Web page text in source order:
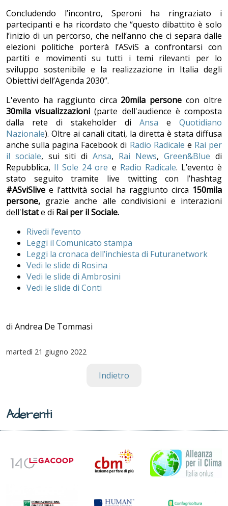
Concludendo l’incontro, Speroni ha ringraziato i
partecipanti e ha ricordato che “questo dibattito è solo
l’inizio di un percorso, che nell’anno che ci separa dalle
elezioni politiche porterà l’ASviS a confrontarsi con
partiti e movimenti su tutti i temi rilevanti per lo
sviluppo sostenibile e la realizzazione in Italia degli
Obiettivi dell’Agenda 2030”.
L'evento ha raggiunto circa 20mila persone con oltre
30mila visualizzazioni(parte dell'audience è composta
dalla rete di stakeholder di
Ansa e Quotidiano
Nazionale). Oltre ai canali citati, la diretta è stata diffusa
anche sulla pagina Facebook di Radio Radicale e Rai per
il sociale, sui siti di Ansa, Rai News, Green&Blue di
Repubblica, Il Sole 24 ore e Radio Radicale. L’evento è
stato seguito tramite live twitting con l’hashtag
#ASviSlivee l’attività social ha raggiunto circa 150mila
persone, grazie anche alle condivisioni e interazioni
dell'Istate di Rai per il Sociale.
Rivedi l’evento
Leggi il Comunicato stampa
Leggi la cronaca dell’inchiesta di Futuranetwork
Vedi le slide di Rosina
Vedi le slide di Ambrosini
Vedi le slide di Conti
di Andrea De Tommasi
martedì 21 giugno 2022
Indietro
Aderenti